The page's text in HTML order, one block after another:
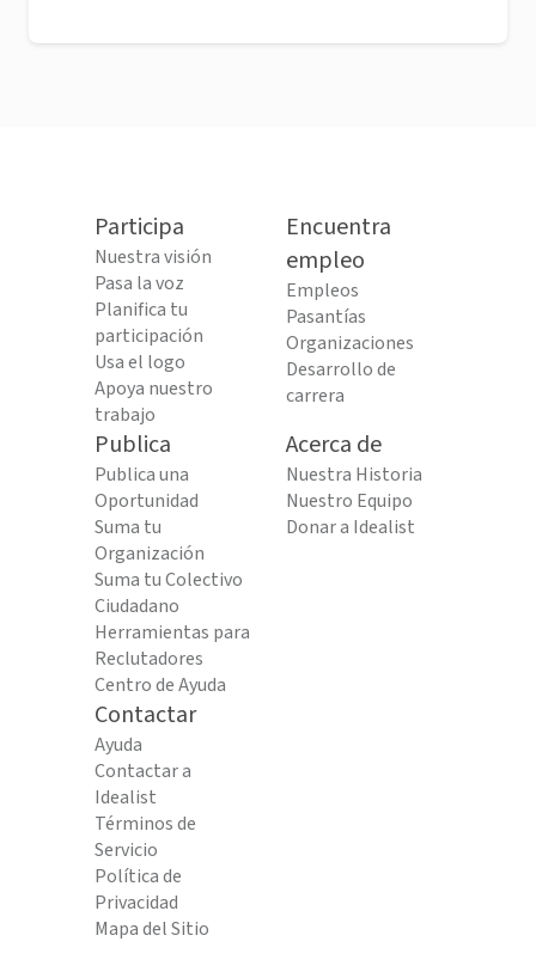
Participa
Nuestra visión
Pasa la voz
Planifica tu
participación
Usa el logo
Apoya nuestro
trabajo
Encuentra
empleo
Empleos
Pasantías
Organizaciones
Desarrollo de
carrera
Publica
Publica una
Oportunidad
Suma tu
Organización
Suma tu Colectivo
Ciudadano
Herramientas para
Reclutadores
Centro de Ayuda
Acerca de
Nuestra Historia
Nuestro Equipo
Donar a Idealist
Contactar
Ayuda
Contactar a
Idealist
Términos de
Servicio
Política de
Privacidad
Mapa del Sitio